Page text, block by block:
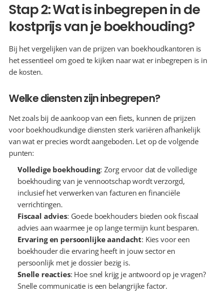
Stap 2: Wat is inbegrepen in de
kostprijs van je boekhouding?
Bij het vergelijken van de prijzen van boekhoudkantoren is
het essentieel om goed te kijken naar wat er inbegrepen is in
de kosten.
Welke diensten zijn inbegrepen?
Net zoals bij de aankoop van een fiets, kunnen de prijzen
voor boekhoudkundige diensten sterk variëren afhankelijk
van wat er precies wordt aangeboden. Let op de volgende
punten:
Volledige boekhouding: Zorg ervoor dat de volledige
boekhouding van je vennootschap wordt verzorgd,
inclusief het verwerken van facturen en financiële
verrichtingen.
Fiscaal advies: Goede boekhouders bieden ook fiscaal
advies aan waarmee je op lange termijn kunt besparen.
Ervaring en persoonlijke aandacht: Kies voor een
boekhouder die ervaring heeft in jouw sector en
persoonlijk met je dossier bezig is.
Snelle reacties: Hoe snel krijg je antwoord op je vragen?
Snelle communicatie is een belangrijke factor.